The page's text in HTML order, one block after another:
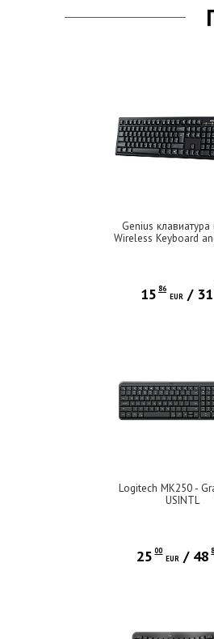
Genius
Wireless Keyboard
15 86
EUR / 31
Logitech MK250 -
USINTL
25 00
EUR / 48